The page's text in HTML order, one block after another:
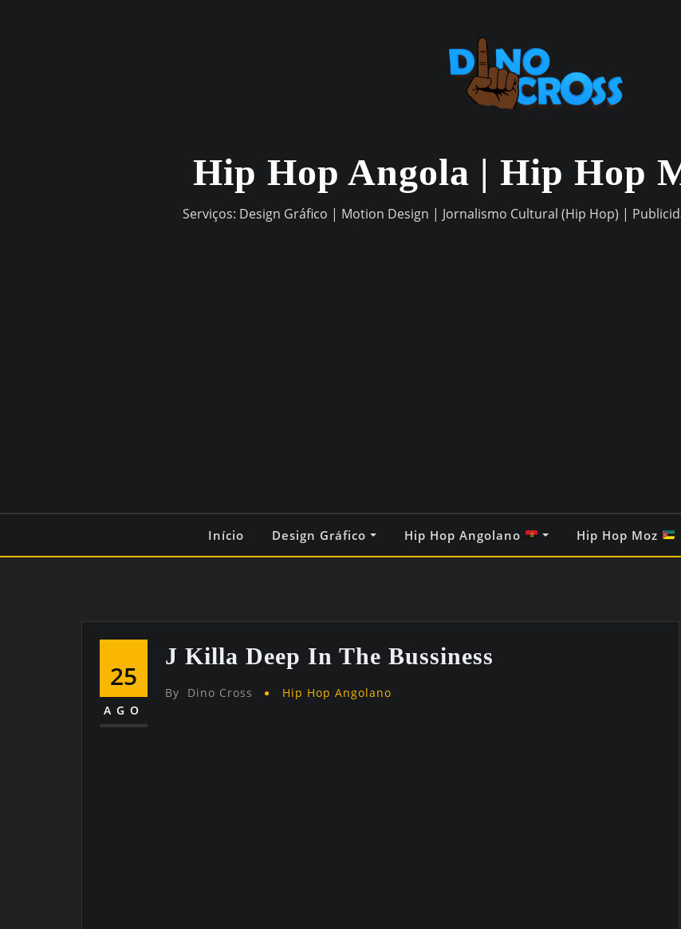
Hip Hop Angola | Hip Hop
Serviços: Design Gráfico | Motion Design | Jornalismo Cultural (Hip Hop) |
Início Design Gráfico Hip Hop Angolano Hip Hop Moz
25
AGO
J Killa Deep In The Bussiness
By Dino Cross Hip Hop Angolano